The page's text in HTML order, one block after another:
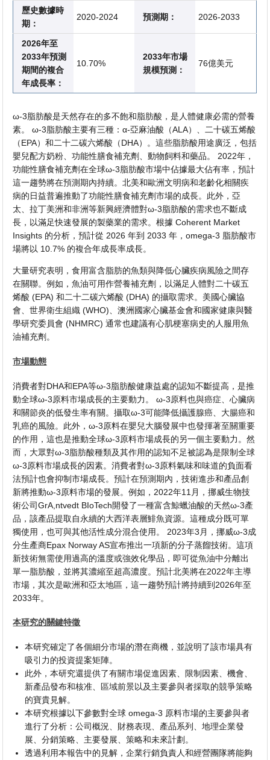
歷史數據時
期：
2020-2024 預測期： 2026-2033
2026年至
2033年預測
期間的複合
年成長率：
10.70%
2033年市場
規模預測：
76億美元
ω-3脂肪酸是天然存在的多不飽和脂肪酸，是人體健康必需的營養
素。 ω-3脂肪酸主要有三種：α-亞麻油酸（ALA）、二十碳五烯酸
（EPA）和二十二碳六烯酸（DHA）。這些脂肪酸用途廣泛，包括
嬰兒配方奶粉、功能性膳食補充劑、動物飼料和藥品。 2022年，
功能性膳食補充劑在全球ω-3脂肪酸市場中佔據最大佔有率，預計
這一趨勢將在預測期內持續。北美和歐洲文明病和老齡化相關疾
病的日益普遍推動了功能性膳食補充劑市場的成長。此外，亞
太、拉丁美洲和非洲等新興經濟體對ω-3脂肪酸的需求也不斷成
長，以滿足快速發展的製藥業的需求。根據 Coherent Market
Insights 的分析，預計從 2026 年到 2033 年，omega-3 脂肪酸市
場將以 10.7% 的複合年成長率成長。
大量研究表明，食用富含脂肪的魚類與降低心臟疾病風險之間存
在關聯。例如，魚油可用作營養補充劑，以滿足人體對二十碳五
烯酸 (EPA) 和二十二碳六烯酸 (DHA) 的攝取需求。美國心臟協
會、世界衛生組織 (WHO)、澳洲國家心臟基金會和國家健康與醫
學研究委員會 (NHMRC) 通常也建議有心肌梗塞病史的人服用魚
油補充劑。
市場動態
消費者對DHA和EPA等ω-3脂肪酸健康益處的認知不斷提高，是推
動全球ω-3原料市場成長的主要動力。 ω-3原料也與癌症、心臟病
和關節炎的低發生率有關。攝取ω-3可能降低攝護腺癌、大腸癌和
乳癌的風險。此外，ω-3原料在嬰兒大腦發展中也發揮著至關重要
的作用，這也是推動全球ω-3原料市場成長的另一個主要動力。然
而，大眾對ω-3脂肪酸種類及其作用的認知不足被認為是限制全球
ω-3原料市場成長的因素。消費者對ω-3原料氣味和味道的負面看
法預計也會抑制市場成長。預計在預測期內，技術進步和產品創
新將推動ω-3原料市場的發展。例如，2022年11月，挪威生物技
術公司GrA,ntvedt BIoTech開發了一種富含鯨蠟油酸的天然ω-3產
品，該產品提取自永續的大西洋表層鯡魚資源。這種成分既可單
獨使用，也可與其他活性成分混合使用。 2023年3月，挪威ω-3成
分生產商Epax Norway AS宣布推出一項新的分子蒸餾技術。這項
新技術無需使用過高的溫度或強效化學品，即可從魚油中分離出
單一脂肪酸，並將其濃縮至超高濃度。預計北美將在2022年主導
市場，其次是歐洲和亞太地區，這一趨勢預計將持續到2026年至
2033年。
本研究的關鍵特徵
本研究確定了各個細分市場的潛在商機，並說明了該市場具有
吸引力的投資提案矩陣。
此外，本研究還提供了有關市場促進因素、限制因素、機會、
新產品發布和核准、區域前景以及主要參與者採取的競爭策略
的寶貴見解。
本研究根據以下參數對全球 omega-3 原料市場的主要參與者
進行了分析：公司概況、財務表現、產品系列、地理企業發
展、分銷策略、主要發展、策略和未來計劃。
透過利用本報告中的見解，企業行銷負責人和經營團隊將能夠